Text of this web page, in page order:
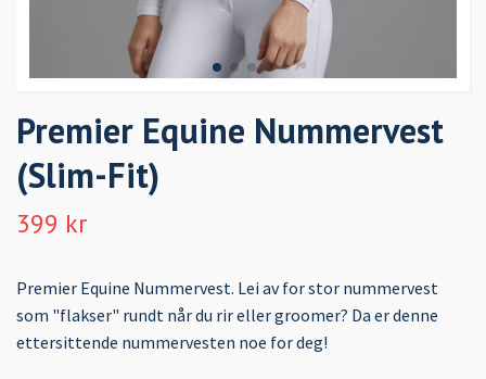
Premier Equine Nummervest
(Slim-Fit)
399 kr
Premier Equine Nummervest. Lei av for stor nummervest
som "flakser" rundt når du rir eller groomer? Da er denne
ettersittende nummervesten noe for deg!